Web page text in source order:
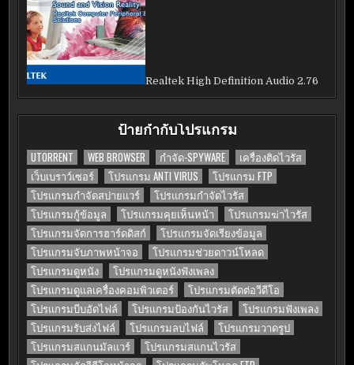
Realtek High Definition Audio 2.76
ป้ายกำกับโปรแกรม
UTORRENT WEB BROWSER กำจัด-SPYWARE
เครื่องติดไวรัส
เว็บเบราว์เซอร์
โปรแกรม ANTI VIRUS
โปรแกรม FTP
โปรแกรมกำจัดสปายแวร์
โปรแกรมกำจัดไวรัส
โปรแกรมกู้ข้อมูล
โปรแกรมคุยเห็นหน้า
โปรแกรมฆ่าไวรัส
โปรแกรมจัดการฮาร์ดดิสก์
โปรแกรมจัดเรียงข้อมูล
โปรแกรมจับภาพหน้าจอ
โปรแกรมช่วยดาวน์โหลด
โปรแกรมดูหนัง
โปรแกรมดูหนังฟังเพลง
โปรแกรมดูแลเครื่องคอมพิวเตอร์
โปรแกรมตัดต่อวีดีโอ
โปรแกรมบีบอัดไฟล์
โปรแกรมป้องกันไวรัส
โปรแกรมฟังเพลง
โปรแกรมรับส่งไฟล์
โปรแกรมลบไฟล์
โปรแกรมวาดรูป
โปรแกรมสแกนมัลแวร์
โปรแกรมสแกนไวรัส